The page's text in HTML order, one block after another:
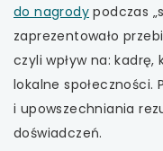
do nagrodyuwaga,
link
otwiera
się
w
nowej
podczas
zaprezentowało
czyli wpływ na:
lokalne społeczności.
i upowszechniania
doświadczeń.